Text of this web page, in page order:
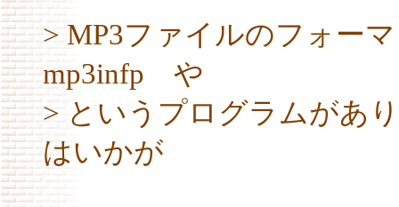
> MP3ファイルのフォー
mp3infp や
> というプログラムがあ
はいかが